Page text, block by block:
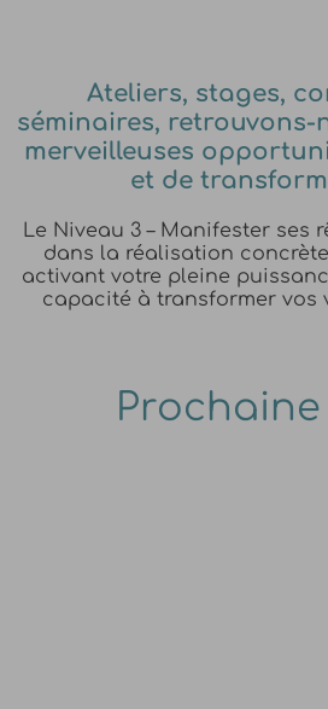
Ateliers, stages,
séminaires,
merveilleuses
et de
Le Niveau 3 – Manifester ses
dans la réalisation
activant votre pleine
capacité à transformer vos